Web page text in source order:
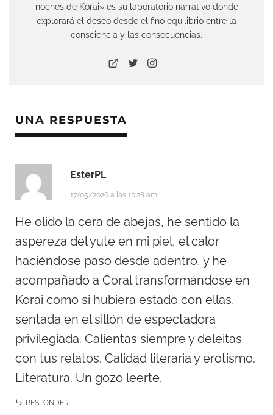
noches de Korai» es su laboratorio narrativo donde
explorará el deseo desde el fino equilibrio entre la
consciencia y las consecuencias.
UNA RESPUESTA
EsterPL
17/05/2026 a las 10:28 am
He olido la cera de abejas, he sentido la
aspereza del yute en mi piel, el calor
haciéndose paso desde adentro, y he
acompañado a Coral transformándose en
Korai como si hubiera estado con ellas,
sentada en el sillón de espectadora
privilegiada. Calientas siempre y deleitas
con tus relatos. Calidad literaria y erotismo.
Literatura. Un gozo leerte.
RESPONDER